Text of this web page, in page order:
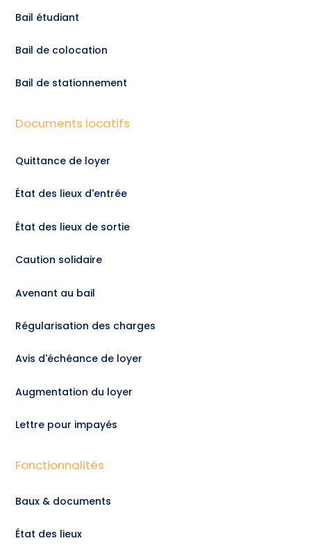
Bail étudiant
Bail de colocation
Bail de stationnement
Documents locatifs
Quittance de loyer
État des lieux d'entrée
État des lieux de sortie
Caution solidaire
Avenant au bail
Régularisation des charges
Avis d'échéance de loyer
Augmentation du loyer
Lettre pour impayés
Fonctionnalités
Baux & documents
État des lieux